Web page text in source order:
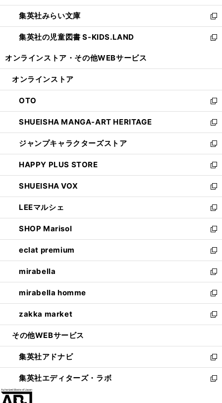
開
く
ウ
で
開
く
ン
ド
ウ
で
ウ
ィ
ン
ド
開
集英社みらい文庫
新
し
い
ン
ウ
で
開
く
集英社の児童図書 S-KIDS.LAND
新
ウ
ン
ド
ウ
で
開
く
オンラインストア・ その他WEBサービス
オンラインストア
OTO
新
し
い
ウ
ィ
ン
ド
ウ
で
開
く
SHUEISHA MANGA-ART HERITAGE
新
し
い
ウ
ィ
ン
ド
ウ
で
開
く
ジャンプキャラクターズストア
新
し
い
ウ
ィ
ン
ド
ウ
で
開
く
HAPPY PLUS STORE
新
し
い
ウ
ィ
ン
ド
ウ
で
開
く
SHUEISHA VOX
新
し
い
ウ
ィ
ン
ド
ウ
で
開
く
LEEマルシェ
新
し
い
ウ
ィ
ン
ド
ウ
で
開
く
SHOP Marisol
新
し
い
ウ
ィ
ン
ド
ウ
で
開
eclat premium
新
し
い
ウ
ィ
ン
ド
ウ
開
く
mirabella
新
し
い
ウ
ィ
ン
ウ
で
開
く
mirabella homme
新
し
い
ウ
ン
ド
ウ
で
zakka market
新
し
ウ
ィ
ン
ド
その他WEBサービス
集英社アドナビ
新
し
い
集英社エディターズ・ラボ
新